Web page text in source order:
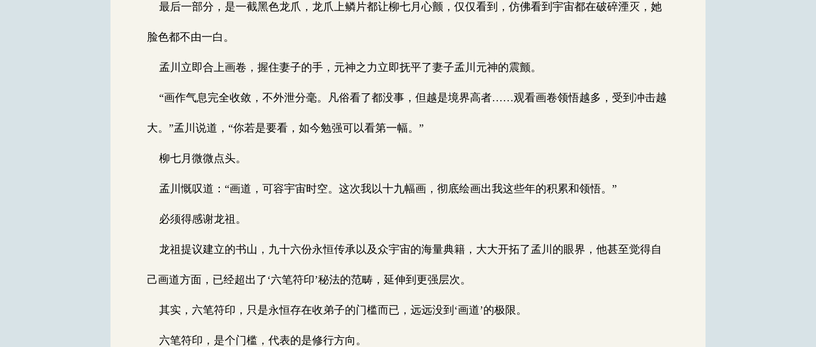
最后一部分，是一截黑色龙爪，龙爪上鳞片都让柳七月心颤，仅仅看到，仿佛看到宇宙都在破碎湮灭，她
脸色都不由一白。
孟川立即合上画卷，握住妻子的手，元神之力立即抚平了妻子孟川元神的震颤。
“画作气息完全收敛，不外泄分毫。凡俗看了都没事，但越是境界高者……观看画卷领悟越多，受到冲击越
大。”孟川说道，“你若是要看，如今勉强可以看第一幅。”
柳七月微微点头。
孟川慨叹道：“画道，可容宇宙时空。这次我以十九幅画，彻底绘画出我这些年的积累和领悟。”
必须得感谢龙祖。
龙祖提议建立的书山，九十六份永恒传承以及众宇宙的海量典籍，大大开拓了孟川的眼界，他甚至觉得自
己画道方面，已经超出了‘六笔符印’秘法的范畴，延伸到更强层次。
其实，六笔符印，只是永恒存在收弟子的门槛而已，远远没到‘画道’的极限。
六笔符印，是个门槛，代表的是修行方向。